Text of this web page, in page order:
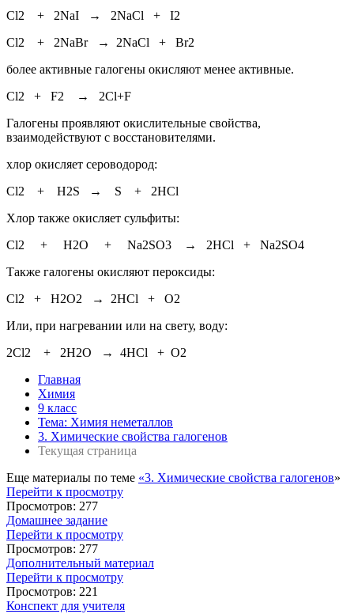
Cl2 + 2NaI → 2NaCl + I2
Cl2 + 2NaBr → 2NaCl + Br2
более активные галогены окисляют менее активные.
Cl2 + F2 → 2Cl+F
Галогены проявляют окислительные свойства,
взаимодействуют с восстановителями.
хлор окисляет сероводород:
Cl2 + H2S → S + 2HCl
Хлор также окисляет сульфиты:
Cl2 + H2O + Na2SO3 → 2HCl + Na2SO4
Также галогены окисляют пероксиды:
Cl2 + H2O2 → 2HCl + O2
Или, при нагревании или на свету, воду:
2Cl2 + 2H2O → 4HCl + O2
Главная
Химия
9 класс
Тема: Химия неметаллов
3. Химические свойства галогенов
Текущая страница
Еще материалы по теме «3. Химические свойства галогенов»
Перейти к просмотру
Просмотров: 277
Домашнее задание
Перейти к просмотру
Просмотров: 277
Дополнительный материал
Перейти к просмотру
Просмотров: 221
Конспект для учителя